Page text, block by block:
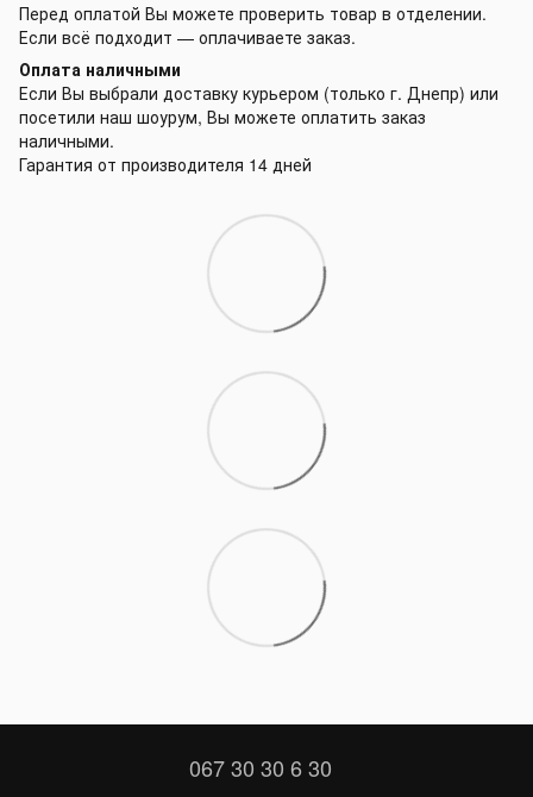
Перед оплатой Вы можете проверить товар в отделении.
Если всё подходит — оплачиваете заказ.
Оплата наличными
Если Вы выбрали доставку курьером (только г. Днепр) или
посетили наш шоурум, Вы можете оплатить заказ
наличными.
Гарантия от производителя 14 дней
067 30 30 6 30